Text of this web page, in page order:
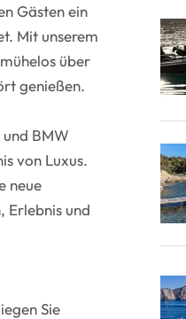
Gästen ein
Mit unserem
über
genießen.
BMW
von Luxus.
neue
Erlebnis und
Sie